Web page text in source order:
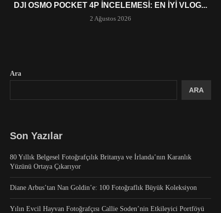
DJI OSMO POCKET 4P İNCELEMESI: EN İYI VLOG...
2 Ağustos 2026
Ara
ARA
Son Yazılar
80 Yıllık Belgesel Fotoğrafçılık Britanya ve İrlanda’nın Karanlık
Yüzünü Ortaya Çıkarıyor
Diane Arbus’tan Nan Goldin’e: 100 Fotoğraflık Büyük Koleksiyon
Yılın Evcil Hayvan Fotoğrafçısı Callie Soden’nin Etkileyici Portföyü